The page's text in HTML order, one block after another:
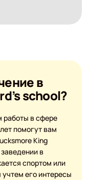
в
school?
работы в сфере
помогут вам
King
в
спортом или
его интересы